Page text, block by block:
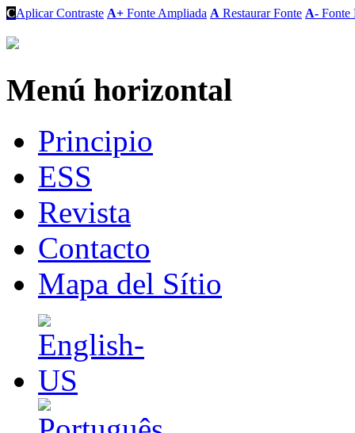
CAplicar Contraste A+ Fonte Ampliada A Restaurar Fonte A- Fonte
Menú horizontal
Principio
ESS
Revista
Contacto
Mapa del Sítio